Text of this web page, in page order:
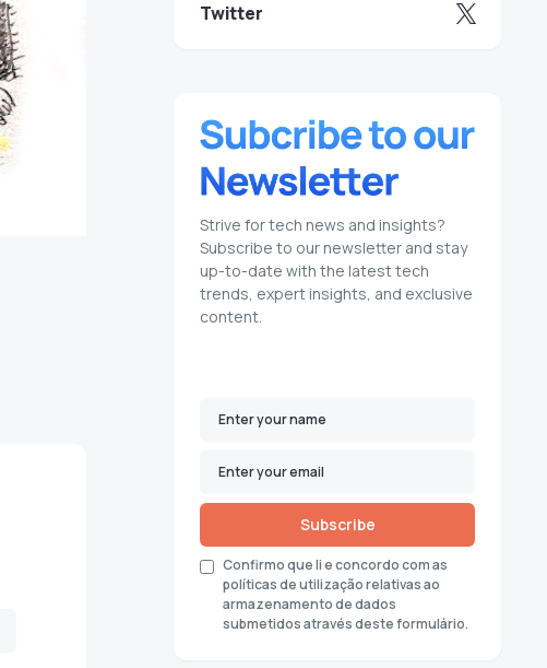
Twitter
Strive for tech news and insights?
Subscribe to our newsletter and stay
up-to-date with the latest tech
trends, expert insights, and exclusive
content.
Subscribe
Confirmo que li e concordo com as
políticas de utilização relativas ao
armazenamento de dados
submetidos através deste formulário.